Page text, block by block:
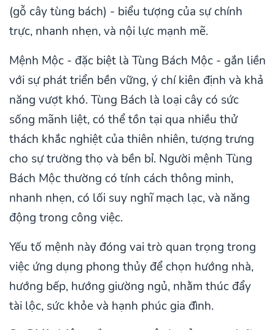
(gỗ cây tùng bách) - biểu tượng của sự chính
trực, nhanh nhẹn, và nội lực mạnh mẽ.
Mệnh Mộc - đặc biệt là Tùng Bách Mộc - gắn liền
với sự phát triển bền vững, ý chí kiên định và khả
năng vượt khó. Tùng Bách là loại cây có sức
sống mãnh liệt, có thể tồn tại qua nhiều thử
thách khắc nghiệt của thiên nhiên, tượng trưng
cho sự trường thọ và bền bỉ. Người mệnh Tùng
Bách Mộc thường có tính cách thông minh,
nhanh nhẹn, có lối suy nghĩ mạch lạc, và năng
động trong công việc.
Yếu tố mệnh này đóng vai trò quan trọng trong
việc ứng dụng phong thủy để chọn hướng nhà,
hướng bếp, hướng giường ngủ, nhằm thúc đẩy
tài lộc, sức khỏe và hạnh phúc gia đình.